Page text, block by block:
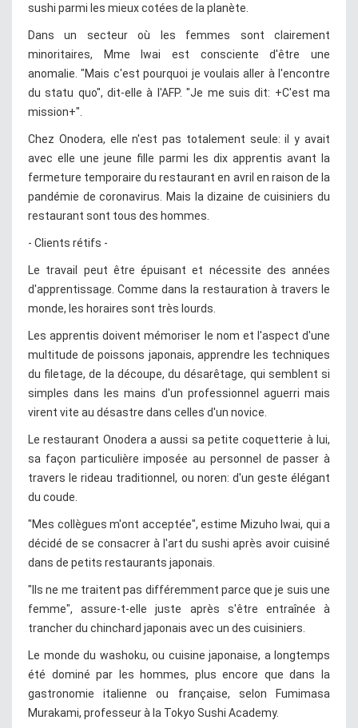
sushi parmi les mieux cotées de la planète.
Dans un secteur où les femmes sont clairement
minoritaires, Mme Iwai est consciente d'être une
anomalie. "Mais c'est pourquoi je voulais aller à l'encontre
du statu quo", dit-elle à l'AFP. "Je me suis dit: +C'est ma
mission+".
Chez Onodera, elle n'est pas totalement seule: il y avait
avec elle une jeune fille parmi les dix apprentis avant la
fermeture temporaire du restaurant en avril en raison de la
pandémie de coronavirus. Mais la dizaine de cuisiniers du
restaurant sont tous des hommes.
- Clients rétifs -
Le travail peut être épuisant et nécessite des années
d'apprentissage. Comme dans la restauration à travers le
monde, les horaires sont très lourds.
Les apprentis doivent mémoriser le nom et l'aspect d'une
multitude de poissons japonais, apprendre les techniques
du filetage, de la découpe, du désarêtage, qui semblent si
simples dans les mains d'un professionnel aguerri mais
virent vite au désastre dans celles d'un novice.
Le restaurant Onodera a aussi sa petite coquetterie à lui,
sa façon particulière imposée au personnel de passer à
travers le rideau traditionnel, ou noren: d'un geste élégant
du coude.
"Mes collègues m'ont acceptée", estime Mizuho Iwai, qui a
décidé de se consacrer à l'art du sushi après avoir cuisiné
dans de petits restaurants japonais.
"Ils ne me traitent pas différemment parce que je suis une
femme", assure-t-elle juste après s'être entraînée à
trancher du chinchard japonais avec un des cuisiniers.
Le monde du washoku, ou cuisine japonaise, a longtemps
été dominé par les hommes, plus encore que dans la
gastronomie italienne ou française, selon Fumimasa
Murakami, professeur à la Tokyo Sushi Academy.